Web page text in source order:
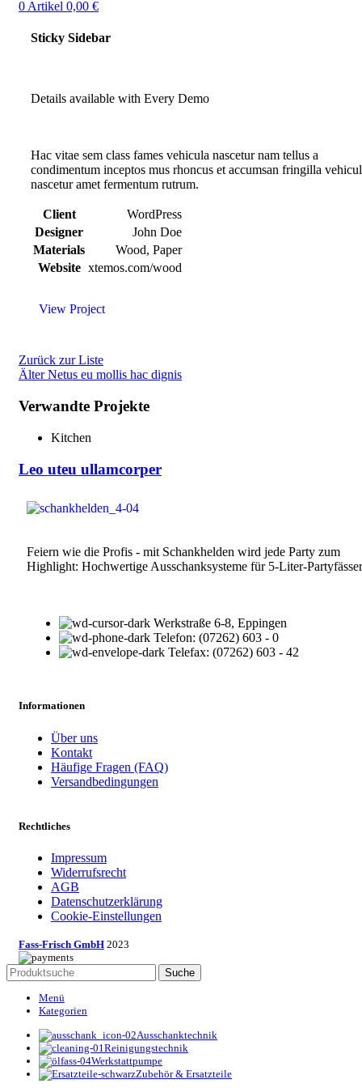
0 Artikel 0,00 €
Sticky Sidebar
Details available with Every Demo
Hac vitae sem class fames vehicula nascetur nam tellus a
condimentum inceptos mus rhoncus et accumsan fringilla
nascetur amet fermentum rutrum.
Client
WordPress
Designer
John Doe
Materials
Wood, Paper
Website xtemos.com/wood
View Project
Zurück zur Liste
Älter Netus eu mollis hac dignis
Verwandte Projekte
Kitchen
Leo uteu ullamcorper
Feiern wie die Profis - mit Schankhelden wird jede Party zum
Highlight: Hochwertige Ausschanksysteme für 5-Liter-
Werkstraße 6-8, Eppingen
Telefon: (07262) 603 - 0
Telefax: (07262) 603 - 42
Informationen
Über uns
Kontakt
Häufige Fragen (FAQ)
Versandbedingungen
Rechtliches
Impressum
Widerrufsrecht
AGB
Datenschutzerklärung
Cookie-Einstellungen
Fass-Frisch GmbH 2023
Suche
Menü
Kategorien
Ausschanktechnik
Reinigungstechnik
Werkstattpumpe
Zubehör & Ersatzteile